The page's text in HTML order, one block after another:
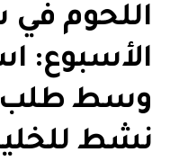
اللحوم في
الأسبوع:
وسط طلب
نشط